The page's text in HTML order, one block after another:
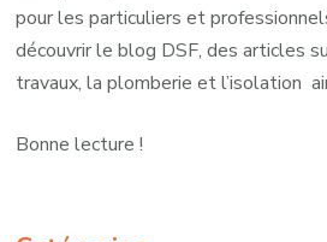
pour les particuliers et
découvrir le blog DSF, des articles
travaux, la plomberie et l’isolation
Bonne lecture !